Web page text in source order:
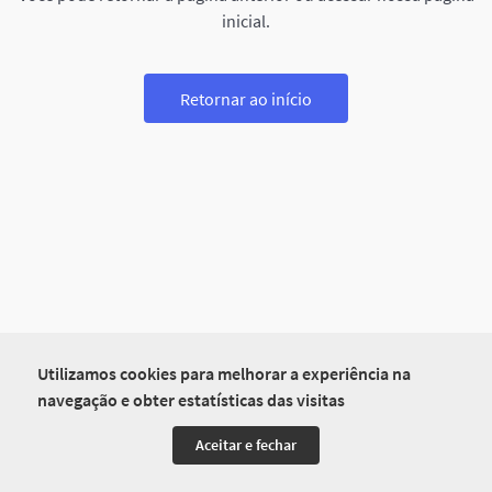
Utilizamos cookies para melhorar a experiência na
navegação e obter estatísticas das visitas
Aceitar e fechar
inicial.
Retornar ao início